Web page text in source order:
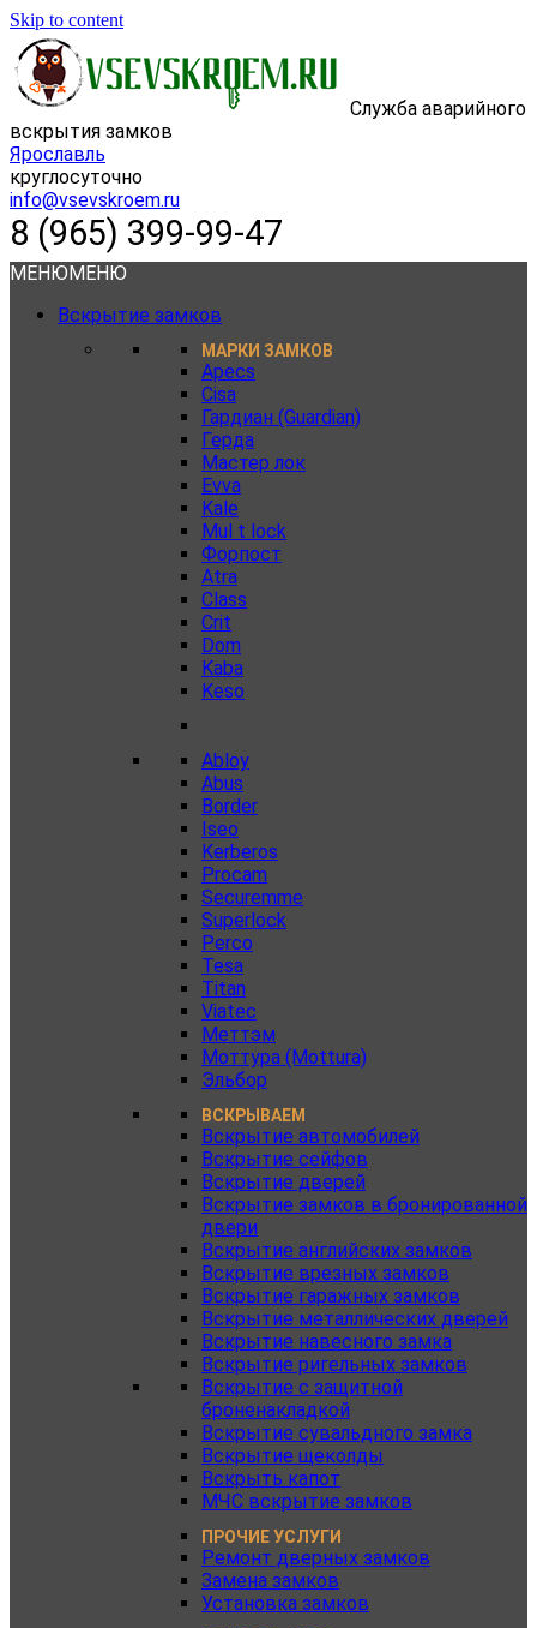
Skip to content
Служба аварийного
вскрытия замков
Ярославль
круглосуточно
info@vsevskroem.ru
8 (965) 399-99-47
МЕНЮМЕНЮ
Вскрытие замков
МАРКИ ЗАМКОВ
Apecs
Cisa
Гардиан (Guardian)
Герда
Мастер лок
Evva
Kale
Mul t lock
Форпост
Atra
Class
Crit
Dom
Kaba
Keso
Abloy
Abus
Border
Iseo
Kerberos
Procam
Securemme
Superlock
Perco
Tesa
Titan
Viatec
Меттэм
Моттура (Mottura)
Эльбор
ВСКРЫВАЕМ
Вскрытие автомобилей
Вскрытие сейфов
Вскрытие дверей
Вскрытие замков в бронированной
двери
Вскрытие английских замков
Вскрытие врезных замков
Вскрытие гаражных замков
Вскрытие металлических дверей
Вскрытие навесного замка
Вскрытие ригельных замков
Вскрытие с защитной
броненакладкой
Вскрытие сувальдного замка
Вскрытие щеколды
Вскрыть капот
МЧС вскрытие замков
ПРОЧИЕ УСЛУГИ
Ремонт дверных замков
Замена замков
Установка замков